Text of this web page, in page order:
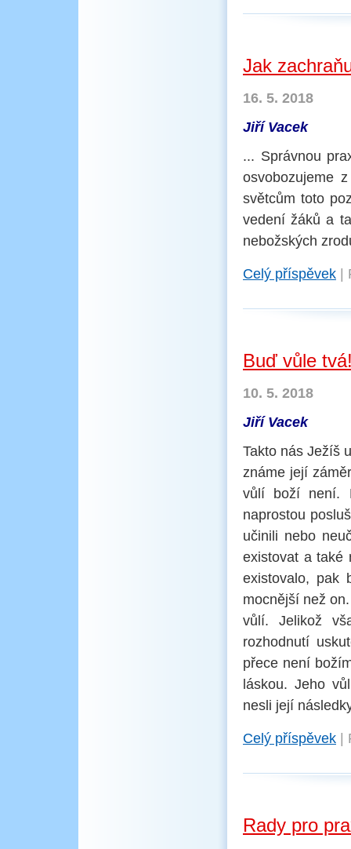
Jak
16. 5. 2018
Jiří Vacek
... Správnou
osvobozujeme
světcům toto
vedení žáků a
nebožských
Celý příspěvek
Buď vůle
10. 5. 2018
Jiří Vacek
Takto nás Ježíš
známe její
vůlí boží není.
naprostou
učinili nebo
existovat a také
existovalo, pak
mocnější než
vůlí. Jelikož
rozhodnutí
přece není
láskou. Jeho
nesli její
Celý příspěvek
Rady pro